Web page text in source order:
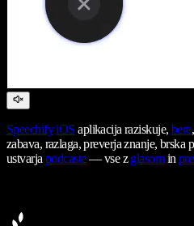
Speechify iOS aplikacija raziskuje, bere,
zabava, razlaga, preverja znanje, brska
ustvarjapodcaste— vse zglasomin